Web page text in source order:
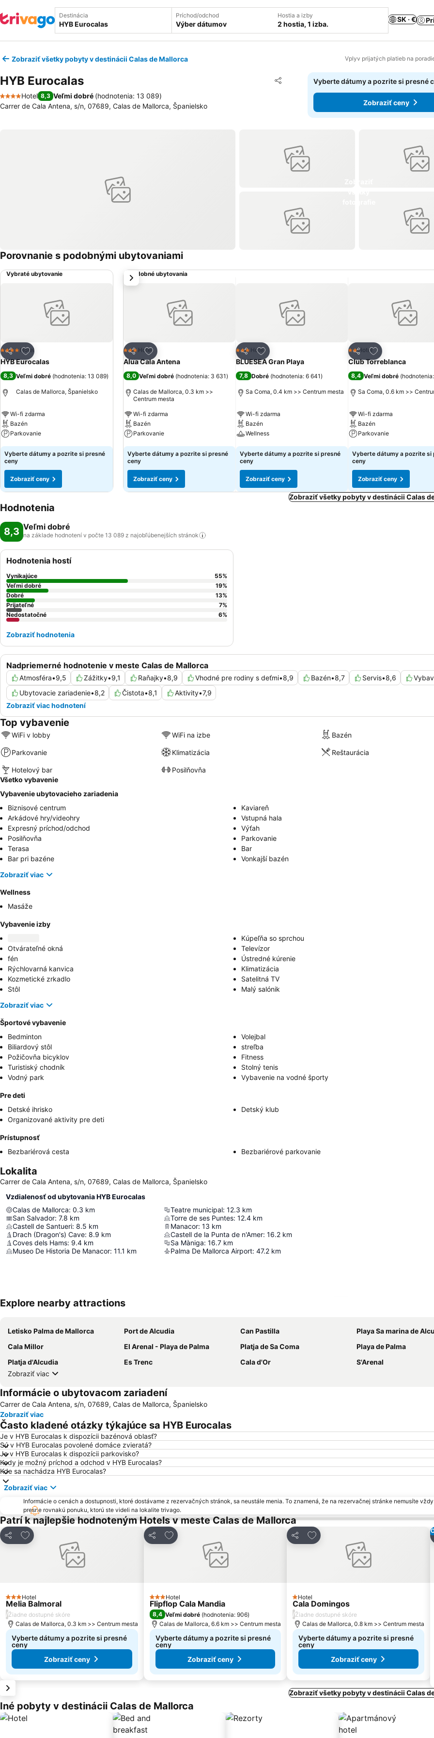
Destinácia Príchod/odchod
Výber dátumov
Hostia a izby
2 hostia, 1 izba.
SK · €
Zobraziť všetky pobyty v destinácii Calas de Mallorca Vplyv prijatých platieb na
HYB Eurocalas Zdieľať
Pridať do obľúbených
4 Počet hviezdičiek
Hotel 8,3 Veľmi dobré (hodnotenia: 13 089)
Carrer de Cala Antena, s/n, 07689, Calas de Mallorca, Španielsko
Vyberte dátumy a pozrite si presné
Zobraziť ceny
Porovnanie s podobnými ubytovaniami
Vybraté ubytovanie
Zdieľať
Pridať do obľúbených
4 Počet hviezdičiek
Hotel
HYB Eurocalas
8,3 Veľmi dobré (hodnotenia: 13 089)
Calas de Mallorca, Španielsko
Wi-fi zdarma
Bazén
Parkovanie
Zobraziť ceny
Vyberte dátumy a pozrite si presné
ceny
Zobraziť ceny
Podobné ubytovania
Zdieľať
Pridať do obľúbených
3 Počet hviezdičiek
Hotel
Alua Cala Antena
8,0 Veľmi dobré (hodnotenia: 3 631)
Calas de Mallorca, 0.3 km >>
Centrum mesta
Wi-fi zdarma
Bazén
Parkovanie
Zobraziť ceny
Vyberte dátumy a pozrite si presné
ceny
Zobraziť ceny
Zdieľať
Pridať do obľúbených
3 Počet hviezdičiek
Hotel
BLUESEA Gran Playa
7,8 Dobré (hodnotenia: 6 641)
Sa Coma, 0.4 km >> Centrum mesta
Wi-fi zdarma
Bazén
Wellness
Zobraziť ceny
Vyberte dátumy a pozrite si presné
ceny
Zobraziť ceny
Zdieľať
Pridať do
2 Počet hviezdičiek
Hotel
Club Torreblanca
8,4 Veľmi dobré (
Sa Coma, 0.6 km >>
Wi-fi zdarma
Bazén
Parkovanie
Zobraziť ceny
Vyberte dátumy a pozrite si
ceny
Zobraziť ceny
next
Zobraziť všetky pobyty v destinácii Calas
Hodnotenia
8,3 Veľmi dobré
na základe hodnotení v počte 13 089 z najobľúbenejších stránok
Nadpriemerné hodnotenie v meste Calas de Mallorca
Atmosféra•9,5 Zážitky•9,1 Raňajky•8,9 Vhodné pre rodiny s deťmi•8,9 Bazén•8,7 Servis•8,6
Ubytovacie zariadenie•8,2 Čistota•8,1 Aktivity•7,9
Zobraziť viac hodnotení
Hodnotenia hostí
Vynikajúce 55%
Veľmi dobré
19%
Dobré
13%
Prijateľné
7%
Nedostatočné
6%
Zobraziť hodnotenia
Top vybavenie
WiFi v lobby WiFi na izbe Bazén
Parkovanie Klimatizácia Reštaurácia
Hotelový bar
Posilňovňa
Všetko vybavenie
Vybavenie ubytovacieho zariadenia
Biznisové centrum
Kaviareň
Arkádové hry/videohry
Vstupná hala
Expresný príchod/odchod
Výťah
Posilňovňa
Parkovanie
Terasa
Bar
Bar pri bazéne
Vonkajší bazén
Zobraziť viac
Wellness
Masáže
Vybavenie izby
Kúpeľňa so sprchou
Otvárateľné okná
Televízor
fén
Ústredné kúrenie
Rýchlovarná kanvica
Klimatizácia
Kozmetické zrkadlo
Satelitná TV
Stôl
Malý salónik
Zobraziť viac
Športové vybavenie
Bedminton
Volejbal
Biliardový stôl
streľba
Požičovňa bicyklov
Fitness
Turistiský chodník
Stolný tenis
Vodný park
Vybavenie na vodné športy
Pre deti
Detské ihrisko
Detský klub
Organizované aktivity pre deti
Prístupnosť
Bezbariérová cesta
Bezbariérové parkovanie
Lokalita
Carrer de Cala Antena, s/n, 07689, Calas de Mallorca, Španielsko
Vzdialenosť od ubytovania HYB Eurocalas
Calas de Mallorca: 0.3 km
San Salvador: 7.8 km
Castell de Santueri: 8.5 km
Drach (Dragon's) Cave: 8.9 km
Coves dels Hams: 9.4 km
Museo De Historia De Manacor: 11.1 km
Teatre municipal: 12.3 km
Torre de ses Puntes: 12.4 km
Manacor: 13 km
Castell de la Punta de n'Amer: 16.2 km
Sa Màniga: 16.7 km
Palma De Mallorca Airport: 47.2 km
Explore nearby attractions
Letisko Palma de Mallorca Port de Alcudia Can Pastilla
Playa Sa marina de
Cala Millor
El Arenal - Playa de Palma Platja de Sa Coma
Playa de Palma
Platja d'Alcudia
Es Trenc Cala d'Or
S'Arenal
Zobraziť viac
Informácie o ubytovacom zariadení
Carrer de Cala Antena, s/n, 07689, Calas de Mallorca, Španielsko
Zobraziť viac
Často kladené otázky týkajúce sa HYB Eurocalas
Je v HYB Eurocalas k dispozícii bazénová oblasť?
Sú v HYB Eurocalas povolené domáce zvieratá?
Je v HYB Eurocalas k dispozícii parkovisko?
Kedy je možný príchod a odchod v HYB Eurocalas?
Kde sa nachádza HYB Eurocalas?
Zobraziť viac
Informácie o cenách a dostupnosti, ktoré dostávame z rezervačných stránok, sa neustále menia. To znamená, že na rezervačnej stránke nemusíte
presne rovnakú ponuku, ktorú ste videli na lokalite trivago.
Patrí k najlepšie hodnoteným Hotels v meste Calas de Mallorca
Zdieľať
Pridať do obľúbených
3 Počet hviezdičiek
Hotel
Melia Balmoral
/Žiadne dostupné skóre
Calas de Mallorca, 0.3 km >> Centrum mesta
Vyberte dátumy a pozrite si presné
ceny
Zobraziť ceny
Zdieľať
Pridať do obľúbených
3 Počet hviezdičiek
Hotel
Flipflop Cala Mandia
8,4 Veľmi dobré (hodnotenia: 906)
Calas de Mallorca, 6.6 km >> Centrum mesta
Vyberte dátumy a pozrite si presné
ceny
Zobraziť ceny
Zdieľať
Pridať do obľúbených
1 Počet hviezdičiek
Hotel
Cala Domingos
/Žiadne dostupné skóre
Calas de Mallorca, 0.8 km >> Centrum mesta
Vyberte dátumy a pozrite si presné
ceny
Zobraziť ceny
Zobraziť všetky pobyty v destinácii Calas
Iné pobyty v destinácii Calas de Mallorca